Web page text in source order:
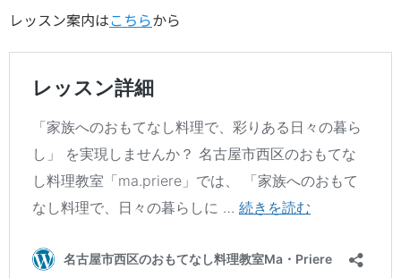
レッスン案内はこちらから